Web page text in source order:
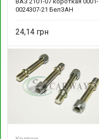
0024307-21 БелЗАН
24,14